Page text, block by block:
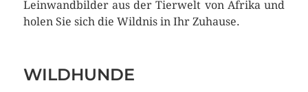
Leinwandbilder aus der Tierwelt von Afrika und
holen Sie sich die Wildnis in Ihr Zuhause.
WILDHUNDE